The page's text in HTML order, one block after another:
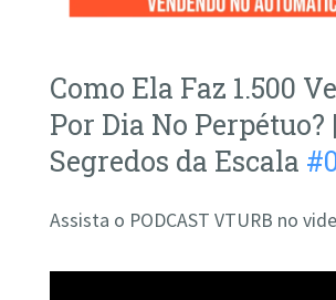
Como Ela Faz 1.500
Por Dia No Perpétuo? |
Segredos da Escala
Assista o PODCAST VTURB no